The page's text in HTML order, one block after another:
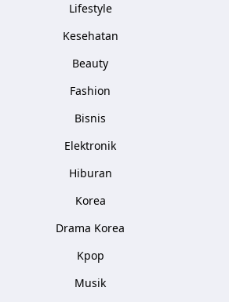
Lifestyle
Kesehatan
Beauty
Fashion
Bisnis
Elektronik
Hiburan
Korea
Drama Korea
Kpop
Musik